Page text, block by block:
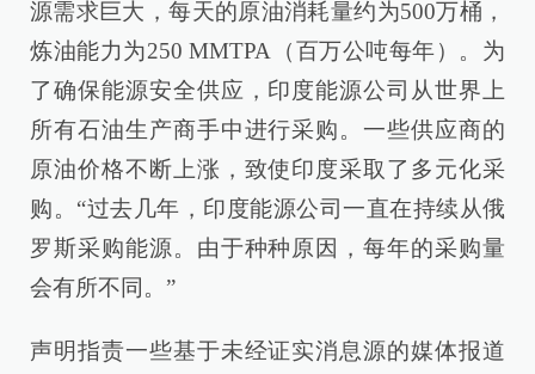
源需求巨大，每天的原油消耗量约为500万桶，
炼油能力为250 MMTPA（百万公吨每年）。为
了确保能源安全供应，印度能源公司从世界上
所有石油生产商手中进行采购。一些供应商的
原油价格不断上涨，致使印度采取了多元化采
购。“过去几年，印度能源公司一直在持续从俄
罗斯采购能源。由于种种原因，每年的采购量
会有所不同。”
声明指责一些基于未经证实消息源的媒体报道